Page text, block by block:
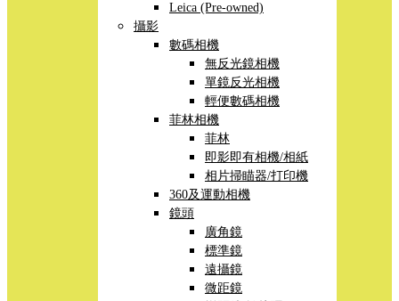
Leica (Pre-owned)
攝影
數碼相機
無反光鏡相機
單鏡反光相機
輕便數碼相機
菲林相機
菲林
即影即有相機/相紙
相片掃瞄器/打印機
360及運動相機
鏡頭
廣角鏡
標準鏡
遠攝鏡
微距鏡